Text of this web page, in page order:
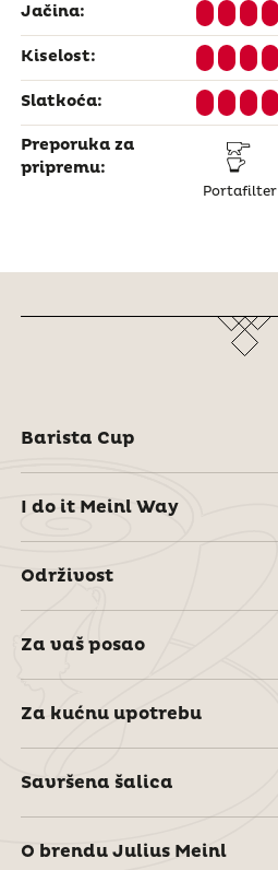
Jačina:
Kiselost:
Slatkoća:
Preporuka za
pripremu:
Portafilter
Barista Cup
I do it Meinl Way
Održivost
Za vaš posao
Za kućnu upotrebu
Savršena šalica
O brendu Julius Meinl